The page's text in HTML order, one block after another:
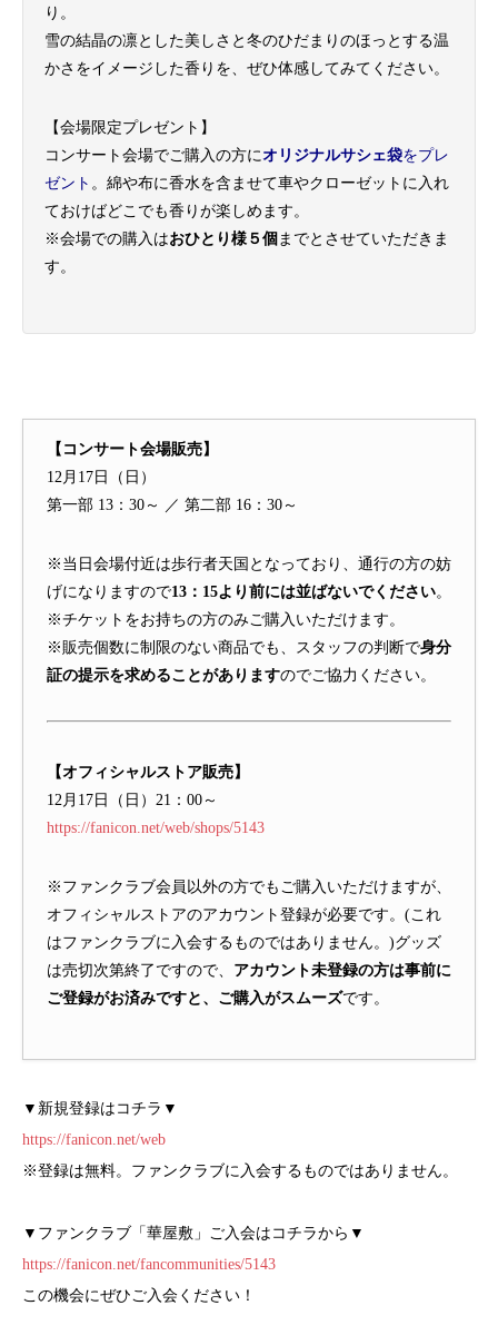
り。
雪の結晶の凛とした美しさと冬のひだまりのほっとする温
かさをイメージした香りを、ぜひ体感してみてください。
【会場限定プレゼント】
コンサート会場でご購入の方にオリジナルサシェ袋をプレ
ゼント 。綿や布に香水を含ませて車やクローゼットに入れ
ておけばどこでも香りが楽しめます。
※会場での購入はおひとり様５個 までとさせていただきま
す。
【コンサート会場販売】
12月17日（日）
第一部 13：30～ ／ 第二部 16：30～
※当日会場付近は歩行者天国となっており、通行の方の妨
げになりますので13：15より前には並ばないでください。
※チケットをお持ちの方のみご購入いただけます。
※販売個数に制限のない商品でも、スタッフの判断で身分
証の提示を求めることがありますのでご協力ください。
【オフィシャルストア販売】
12月17日（日）21：00～
https://fanicon.net/web/shops/5143
※ファンクラブ会員以外の方でもご購入いただけますが、
オフィシャルストアのアカウント登録が必要です。(これ
はファンクラブに入会するものではありません。)グッズ
は売切次第終了ですので、 アカウント未登録の方は事前に
ご登録がお済みですと、ご購入がスムーズです。
▼新規登録はコチラ▼
https://fanicon.net/web
※登録は無料。ファンクラブに入会するものではありません。
▼ファンクラブ「華屋敷」ご入会はコチラから▼
https://fanicon.net/fancommunities/5143
この機会にぜひご入会ください！